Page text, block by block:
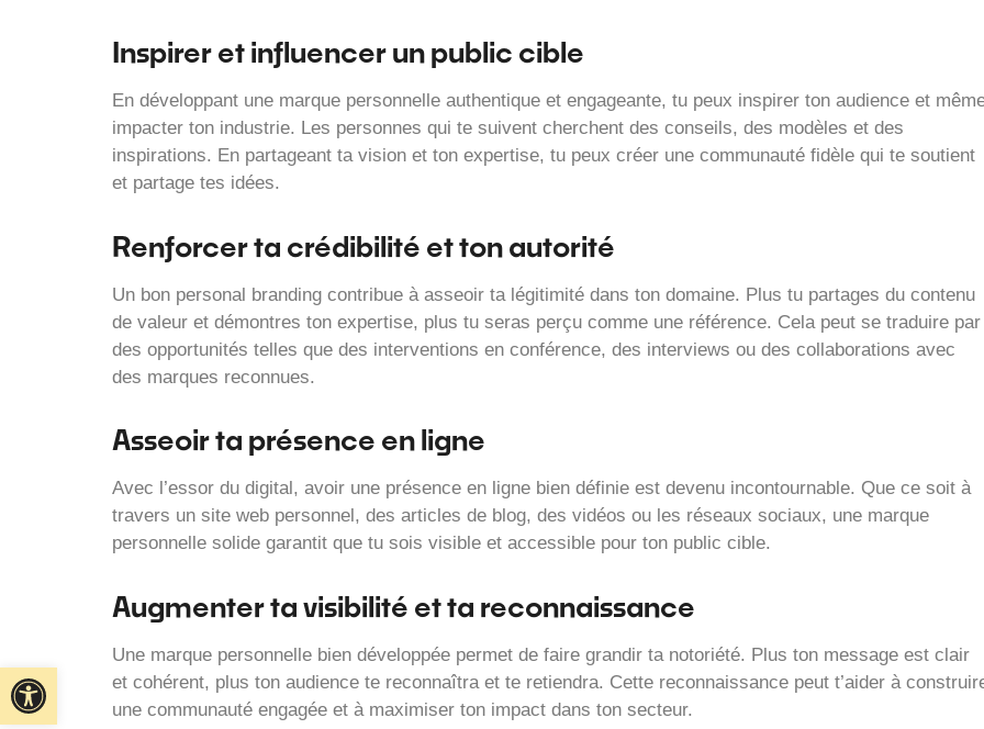
Inspirer et influencer un public cible
En développant une marque personnelle authentique et engageante, tu peux inspirer ton audience et
impacter ton industrie. Les personnes qui te suivent cherchent des conseils, des modèles et des
inspirations. En partageant ta vision et ton expertise, tu peux créer une communauté fidèle qui te soutient
et partage tes idées.
Renforcer ta crédibilité et ton autorité
Un bon personal branding contribue à asseoir ta légitimité dans ton domaine. Plus tu partages du contenu
de valeur et démontres ton expertise, plus tu seras perçu comme une référence. Cela peut se traduire par
des opportunités telles que des interventions en conférence, des interviews ou des collaborations avec
des marques reconnues.
Asseoir ta présence en ligne
Avec l’essor du digital, avoir une présence en ligne bien définie est devenu incontournable. Que ce soit à
travers un site web personnel, des articles de blog, des vidéos ou les réseaux sociaux, une marque
personnelle solide garantit que tu sois visible et accessible pour ton public cible.
Augmenter ta visibilité et ta reconnaissance
Une marque personnelle bien développée permet de faire grandir ta notoriété. Plus ton message est clair
et cohérent, plus ton audience te reconnaîtra et te retiendra. Cette reconnaissance peut t’aider à
une communauté engagée et à maximiser ton impact dans ton secteur.
Ouvrir la barre d’outils